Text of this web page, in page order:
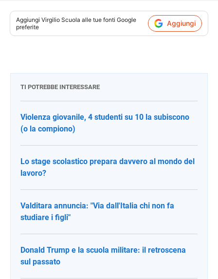
Aggiungi Virgilio Scuola alle tue fonti Google
preferite
Aggiungi
TI POTREBBE INTERESSARE
Violenza giovanile, 4 studenti su 10 la subiscono
(o la compiono)
Lo stage scolastico prepara davvero al mondo del
lavoro?
Valditara annuncia: "Via dall'Italia chi non fa
studiare i figli"
Donald Trump e la scuola militare: il retroscena
sul passato